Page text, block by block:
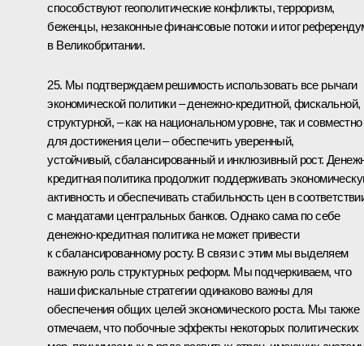
способствуют геополитические конфликты, терроризм,
беженцы, незаконные финансовые потоки и итог
в Великобритании.
25. Мы подтверждаем решимость использовать все рычаги
экономической политики – денежно-кредитной, фискальной,
структурной, – как на национальном уровне, так и совместно
для достижения цели – обеспечить уверенный,
устойчивый, сбалансированный и инклюзивный рост.
кредитная политика продолжит поддерживать
активность и обеспечивать стабильность цен в
с мандатами центральных банков. Однако сама по себе
денежно-кредитная политика не может привести
к сбалансированному росту. В связи с этим мы выделяем
важную роль структурных реформ. Мы подчеркиваем, что
наши фискальные стратегии одинаково важны для
обеспечения общих целей экономического роста. Мы также
отмечаем, что побочные эффекты некоторых политических